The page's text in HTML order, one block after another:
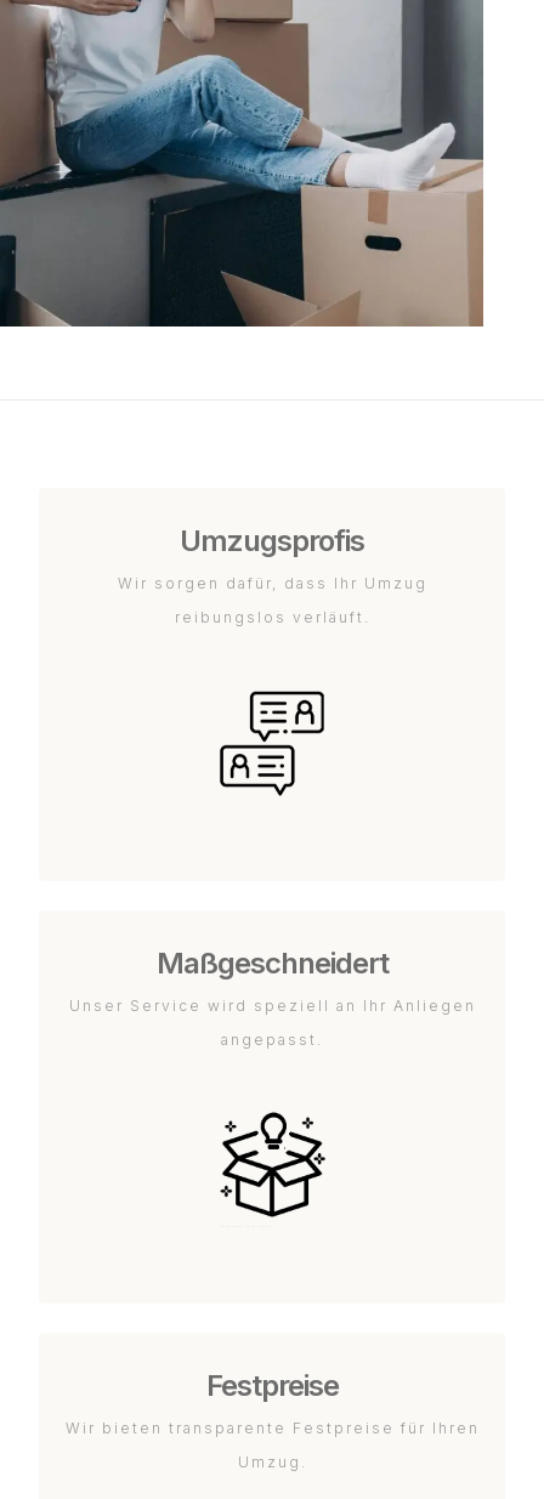
Umzugsprofis
Wir sorgen dafür, dass Ihr Umzug
reibungslos verläuft.
Maßgeschneidert
Unser Service wird speziell an Ihr Anliegen
angepasst.
Festpreise
Wir bieten transparente Festpreise für Ihren
Umzug.